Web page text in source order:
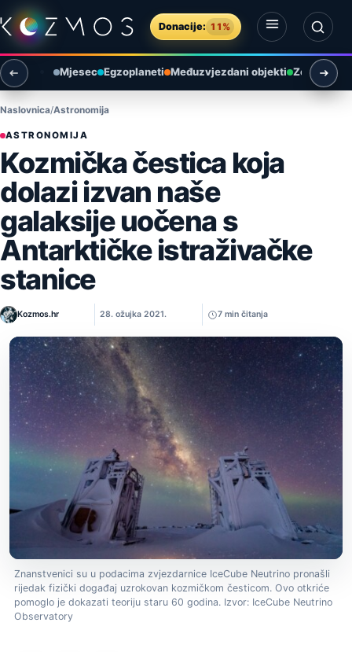
Preskoči na sadržaj
Donacije: 11%
Otvori izbornik
Otvori pretragu
Mjesec Egzoplaneti Međuzvjezdani objekti Zemlja i
Naslovnica Astronomija
ASTRONOMIJA
Kozmička čestica koja
dolazi izvan naše
galaksije uočena s
Antarktičke istraživačke
stanice
Kozmos.hr 28. ožujka 2021. 7 min čitanja
Znanstvenici su u podacima zvjezdarnice IceCube Neutrino pronašli
rijedak fizički događaj uzrokovan kozmičkom česticom. Ovo otkriće
pomoglo je dokazati teoriju staru 60 godina. Izvor: IceCube Neutrino
Observatory